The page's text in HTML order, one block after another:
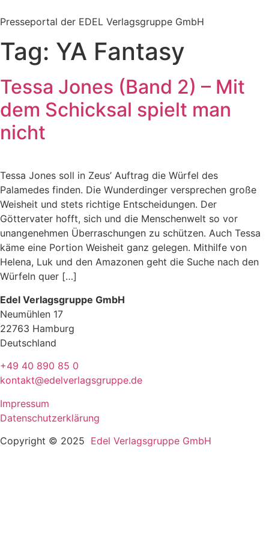
Inhalt
Presseportal der EDEL Verlagsgruppe GmbH
Tag: YA Fantasy
Tessa Jones (Band 2) – Mit
dem Schicksal spielt man
nicht
Tessa Jones soll in Zeus’ Auftrag die Würfel des
Palamedes finden. Die Wunderdinger versprechen große
Weisheit und stets richtige Entscheidungen. Der
Göttervater hofft, sich und die Menschenwelt so vor
unangenehmen Überraschungen zu schützen. Auch Tessa
käme eine Portion Weisheit ganz gelegen. Mithilfe von
Helena, Luk und den Amazonen geht die Suche nach den
Würfeln quer […]
Edel Verlagsgruppe GmbH
Neumühlen 17
22763 Hamburg
Deutschland
+49 40 890 85 0
kontakt@edelverlagsgruppe.de
Impressum
Datenschutzerklärung
Copyright © 2025 Edel Verlagsgruppe GmbH